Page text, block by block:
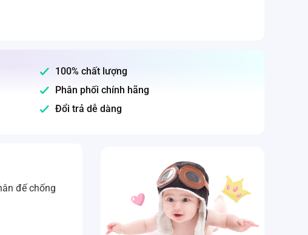
100% chất lượng
Phân phối chính hãng
Đổi trả dễ dàng
đế chống